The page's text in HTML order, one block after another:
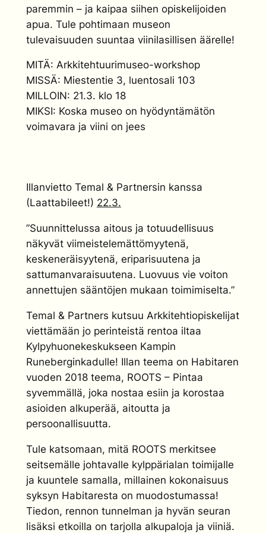
paremmin – ja kaipaa siihen opiskelijoiden
apua. Tule pohtimaan museon
tulevaisuuden suuntaa viinilasillisen äärelle!
MITÄ: Arkkitehtuurimuseo-workshop
MISSÄ: Miestentie 3, luentosali 103
MILLOIN: 21.3. klo 18
MIKSI: Koska museo on hyödyntämätön
voimavara ja viini on jees
Illanvietto Temal & Partnersin kanssa
(Laattabileet!) 22.3.
”Suunnittelussa aitous ja totuudellisuus
näkyvät viimeistelemättömyytenä,
keskeneräisyytenä, eriparisuutena ja
sattumanvaraisuutena. Luovuus vie voiton
annettujen sääntöjen mukaan toimimiselta.”
Temal & Partners kutsuu Arkkitehtiopiskelijat
viettämään jo perinteistä rentoa iltaa
Kylpyhuonekeskukseen Kampin
Runeberginkadulle! Illan teema on Habitaren
vuoden 2018 teema, ROOTS – Pintaa
syvemmällä, joka nostaa esiin ja korostaa
asioiden alkuperää, aitoutta ja
persoonallisuutta.
Tule katsomaan, mitä ROOTS merkitsee
seitsemälle johtavalle kylppärialan toimijalle
ja kuuntele samalla, millainen kokonaisuus
syksyn Habitaresta on muodostumassa!
Tiedon, rennon tunnelman ja hyvän seuran
lisäksi etkoilla on tarjolla alkupaloja ja viiniä.